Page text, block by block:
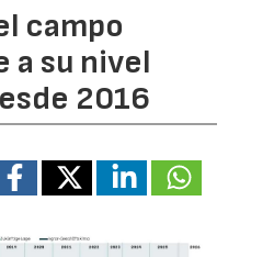
campo
a su nivel
2016